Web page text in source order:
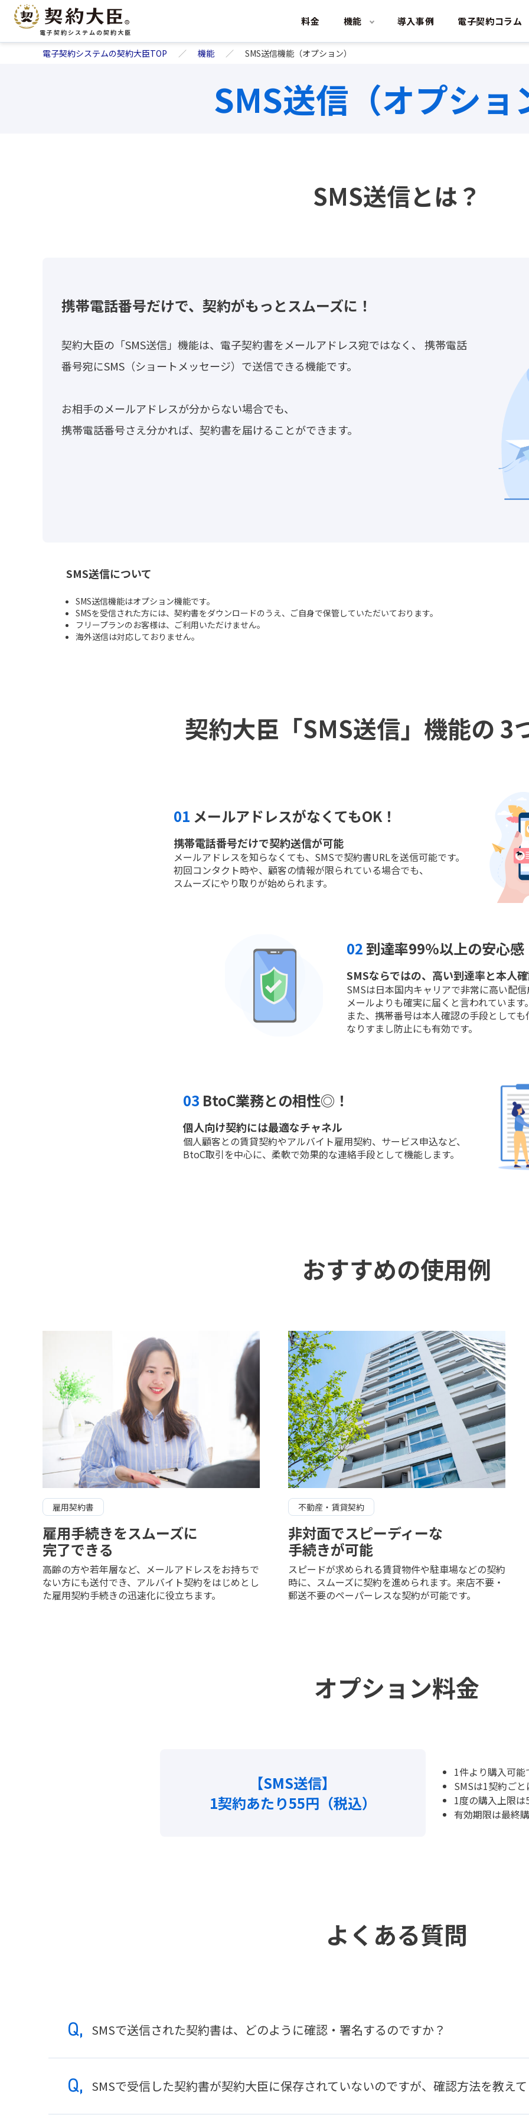
電子契約システムの契約大臣
料金 機能 導入事例 電子契約コラム
電子契約システムの契約大臣TOP 機能 SMS送信機能（オプション）
SMS送信（オプショ
SMS送信とは？
携帯電話番号だけで、契約がもっとスムーズに！
契約大臣の「SMS送信」機能は、電子契約書をメールアドレス宛ではなく、 携帯電話
番号宛にSMS（ショートメッセージ）で送信できる機能です。
お相手のメールアドレスが分からない場合でも、
携帯電話番号さえ分かれば、契約書を届けることができます。
SMS送信について
SMS送信機能はオプション機能です。
SMSを受信された方には、契約書をダウンロードのうえ、ご自身で保管していただいております。
フリープランのお客様は、ご利用いただけません。
海外送信は対応しておりません。
契約大臣「SMS送信」機能の 3
01 メールアドレスがなくてもOK！
携帯電話番号だけで契約送信が可能
メールアドレスを知らなくても、SMSで契約書URLを送信可能です。
初回コンタクト時や、顧客の情報が限られている場合でも、
スムーズにやり取りが始められます。
02 到達率99%以上の安心感
SMSならではの、高い到達率と本人
SMSは日本国内キャリアで非常に高い配
メールよりも確実に届くと言われています
また、携帯番号は本人確認の手段として
なりすまし防止にも有効です。
03 BtoC業務との相性◎！
個人向け契約には最適なチャネル
個人顧客との賃貸契約やアルバイト雇用契約、サービス申込など、
BtoC取引を中心に、柔軟で効果的な連絡手段として機能します。
おすすめの使用例
雇用契約書
雇用手続きをスムーズに
完了できる
高齢の方や若年層など、メールアドレスをお持ちで
ない方にも送付でき、アルバイト契約をはじめとし
た雇用契約手続きの迅速化に役立ちます。
不動産・賃貸契約
非対面でスピーディーな
手続きが可能
スピードが求められる賃貸物件や駐車場などの契約
時に、スムーズに契約を進められます。来店不要・
郵送不要のペーパーレスな契約が可能です。
オプション料金
【SMS送信】
1契約あたり55円（税込）
1件より購入可能
SMSは1契約ご
1度の購入上限
有効期限は最終
よくある質問
SMSで送信された契約書は、どのように確認・署名するのですか？
SMSで受信した契約書が契約大臣に保存されていないのですが、確認方法を教え